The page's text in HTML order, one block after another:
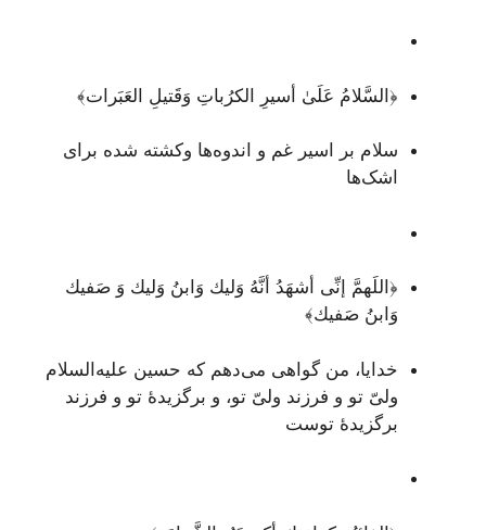
﴿السَّلامُ عَلَىٰ أسيرِ الكرُباتِ وَقَتيلِ العَبَرات﴾
سلام بر اسیر غم و اندوه‌ها وکشته شده برای
اشک‌ها
﴿اللَهمَّ إنِّى أشهَدُ أنَّهُ وَليك وَابنُ وَليك وَ صَفيك
وَابنُ صَفيك﴾
خدایا، من گواهی می‌دهم که حسین علیه‌السلام
ولیّ تو و فرزند ولیّ تو، و برگزیدۀ تو و فرزند
برگزیدۀ توست